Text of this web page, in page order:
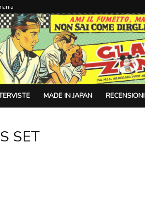
MADE IN JAPAN RECENSIONI
SET